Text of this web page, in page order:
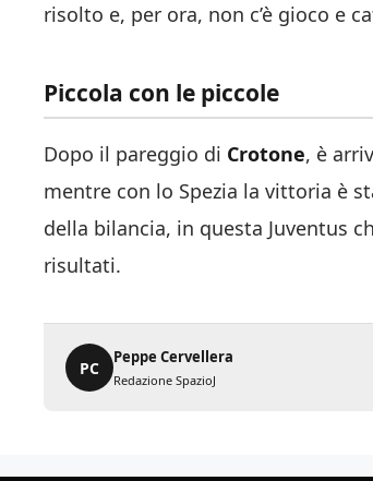
risolto e, per ora, non c’è gioco e
Piccola con le piccole
Dopo il pareggio di Crotone, è
mentre con lo Spezia la vittoria è
della bilancia, in questa Juventus
risultati.
PC
Peppe Cervellera
Redazione SpazioJ